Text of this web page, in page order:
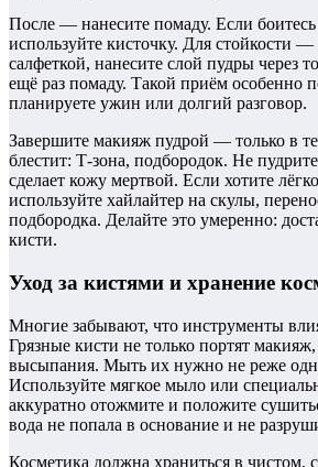
После — нанесите помаду. Если боитесь
используйте кисточку. Для стойкости
салфеткой, нанесите слой пудры через
ещё раз помаду. Такой приём особенно
планируете ужин или долгий разговор.
Завершите макияж пудрой — только в
блестит: Т-зона, подбородок. Не
сделает кожу мертвой. Если хотите
используйте хайлайтер на скулы,
подбородка. Делайте это умеренно:
кисти.
Уход за кистями и хранение
Многие забывают, что инструменты
Грязные кисти не только портят
высыпания. Мыть их нужно не реже
Используйте мягкое мыло или
аккуратно отожмите и положите
вода не попала в основание и не
Косметика должна храниться в чистом,